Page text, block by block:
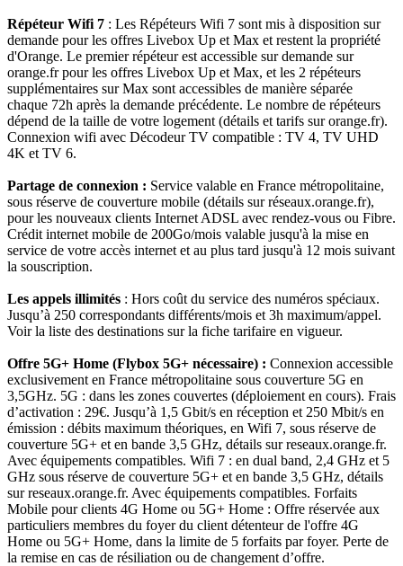
Répéteur Wifi 7 : Les Répéteurs Wifi 7 sont mis à disposition sur
demande pour les offres Livebox Up et Max et restent la propriété
d'Orange. Le premier répéteur est accessible sur demande sur
orange.fr pour les offres Livebox Up et Max, et les 2 répéteurs
supplémentaires sur Max sont accessibles de manière séparée
chaque 72h après la demande précédente. Le nombre de répéteurs
dépend de la taille de votre logement (détails et tarifs sur orange.fr).
Connexion wifi avec Décodeur TV compatible : TV 4, TV UHD
4K et TV 6.
Partage de connexion : Service valable en France métropolitaine,
sous réserve de couverture mobile (détails sur réseaux.orange.fr),
pour les nouveaux clients Internet ADSL avec rendez-vous ou Fibre.
Crédit internet mobile de 200Go/mois valable jusqu'à la mise en
service de votre accès internet et au plus tard jusqu'à 12 mois suivant
la souscription.
Les appels illimités : Hors coût du service des numéros spéciaux.
Jusqu’à 250 correspondants différents/mois et 3h maximum/appel.
Voir la liste des destinations sur la fiche tarifaire en vigueur.
Offre 5G+ Home (Flybox 5G+ nécessaire) : Connexion accessible
exclusivement en France métropolitaine sous couverture 5G en
3,5GHz. 5G : dans les zones couvertes (déploiement en cours). Frais
d’activation : 29€. Jusqu’à 1,5 Gbit/s en réception et 250 Mbit/s en
émission : débits maximum théoriques, en Wifi 7, sous réserve de
couverture 5G+ et en bande 3,5 GHz, détails sur reseaux.orange.fr.
Avec équipements compatibles. Wifi 7 : en dual band, 2,4 GHz et 5
GHz sous réserve de couverture 5G+ et en bande 3,5 GHz, détails
sur reseaux.orange.fr. Avec équipements compatibles. Forfaits
Mobile pour clients 4G Home ou 5G+ Home : Offre réservée aux
particuliers membres du foyer du client détenteur de l'offre 4G
Home ou 5G+ Home, dans la limite de 5 forfaits par foyer. Perte de
la remise en cas de résiliation ou de changement d’offre.